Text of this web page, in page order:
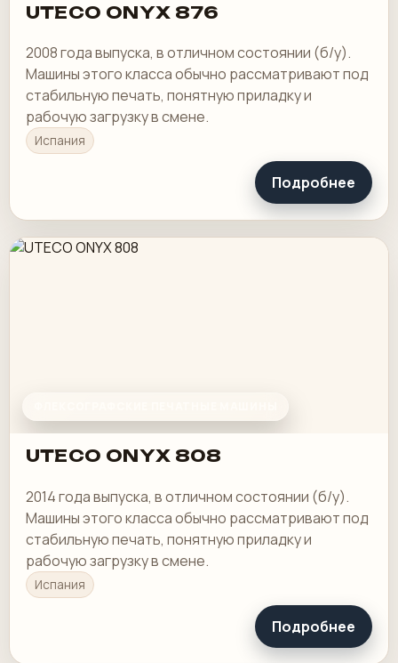
UTECO ONYX 876
2008 года выпуска, в отличном состоянии (б/у).
Машины этого класса обычно рассматривают под
стабильную печать, понятную приладку и
рабочую загрузку в смене.
Испания
Подробнее
UTECO ONYX 808
2014 года выпуска, в отличном состоянии (б/у).
Машины этого класса обычно рассматривают под
стабильную печать, понятную приладку и
рабочую загрузку в смене.
Испания
Подробнее